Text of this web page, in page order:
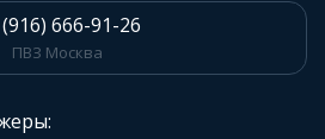
666-91-26
ПВЗ Москва